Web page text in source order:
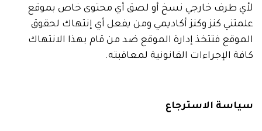
لأي طرف خارجي نسخ أو لصق أي محتوى خاص بموقع
علمتني كنز وكنز أكاديمي ومن يفعل أي إنتهاك لحقوق
الموقع فتتخذ إدارة الموقع ضد من قام بهذا الانتهاك
كافة الإجراءات القانونية لمعاقبته.
سياسة الاسترجاع